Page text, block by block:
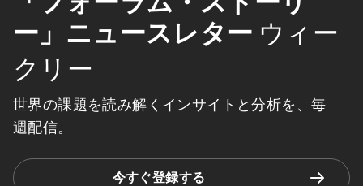
ー」ニュースレター ウィー
クリー
世界の課題を読み解くインサイトと分析を、毎
週配信。
今すぐ登録する